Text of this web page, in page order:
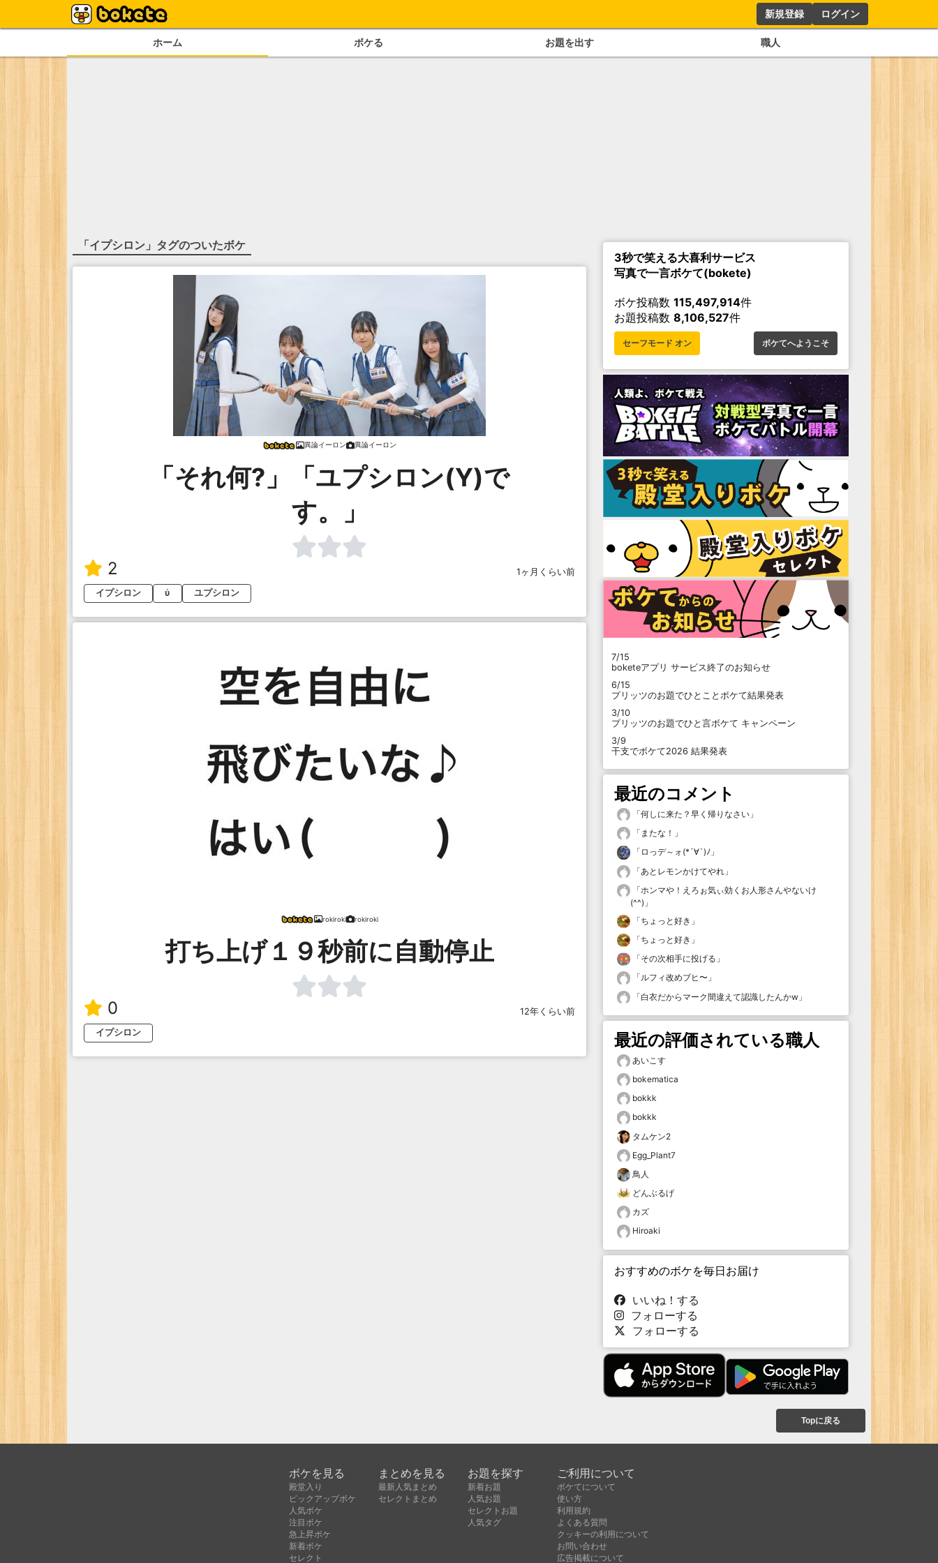
新規登録 ログイン
ホーム ボケる お題を出す 職人
「イプシロン 」タグのついたボケ
異論イーロン 異論イーロン
「それ何?」「ユプシロン(Υ)で
す。」
2
1ヶ月くらい前
イプシロン
ὐ ユプシロン
rokiroki rokiroki
打ち上げ１９秒前に自動停止
0
12年くらい前
イプシロン
3秒で笑える大喜利サービス
写真で一言ボケて(bokete)
ボケ投稿数 115,497,914件
お題投稿数 8,106,527件
セーフモード オン ボケてへようこそ
7/15
boketeアプリ サービス終了のお知らせ
6/15
プリッツのお題でひとことボケて結果発表
3/10
プリッツのお題でひと言ボケて キャンペーン
3/9
干支でボケて2026 結果発表
最近のコメント
「何しに来た？早く帰りなさい 」
「 またな！ 」
「 ロっデ～ォ(*´∀`)ﾉ 」
「あとレモンかけてやれ 」
「ホンマや！えろぉ気ぃ効くお人形さんやないけ
(^^) 」
「ちょっと好き 」
「ちょっと好き 」
「その次相手に投げる 」
「ルフィ改めブヒ〜 」
「白衣だからマーク間違えて認識したんかw 」
最近の評価されている職人
あいこす
bokematica
bokkk
bokkk
タムケン2
Egg_Plant7
鳥人
どんぶるげ
カズ
Hiroaki
おすすめのボケを毎日お届け
いいね！する
フォローする
フォローする
Topに戻る
ボケを見る
殿堂入り
ピックアップボケ
人気ボケ
注目ボケ
急上昇ボケ
新着ボケ
セレクト
まとめを見る
最新人気まとめ
セレクトまとめ
お題を探す
新着お題
人気お題
セレクトお題
人気タグ
ご利用について
ボケてについて
使い方
利用規約
よくある質問
クッキーの利用について
お問い合わせ
広告掲載について